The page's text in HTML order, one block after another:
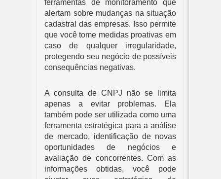
ferramentas de monitoramento que
alertam sobre mudanças na situação
cadastral das empresas. Isso permite
que você tome medidas proativas em
caso de qualquer irregularidade,
protegendo seu negócio de possíveis
consequências negativas.
A consulta de CNPJ não se limita
apenas a evitar problemas. Ela
também pode ser utilizada como uma
ferramenta estratégica para a análise
de mercado, identificação de novas
oportunidades de negócios e
avaliação de concorrentes. Com as
informações obtidas, você pode